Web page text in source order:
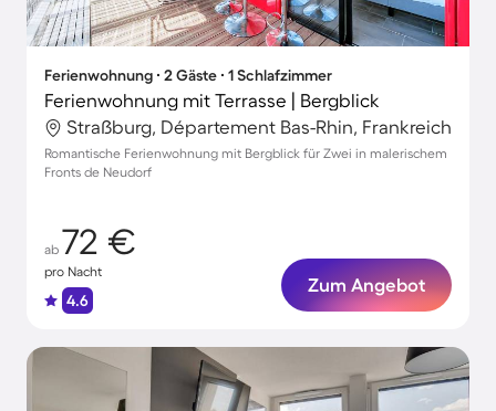
Ferienwohnung ∙ 2 Gäste ∙ 1 Schlafzimmer
Ferienwohnung mit Terrasse | Bergblick
Straßburg, Département Bas-Rhin, Frankreich
Romantische Ferienwohnung mit Bergblick für Zwei in malerischem
Fronts de Neudorf
ab 72 €
pro Nacht
4.6
Zum Angebot